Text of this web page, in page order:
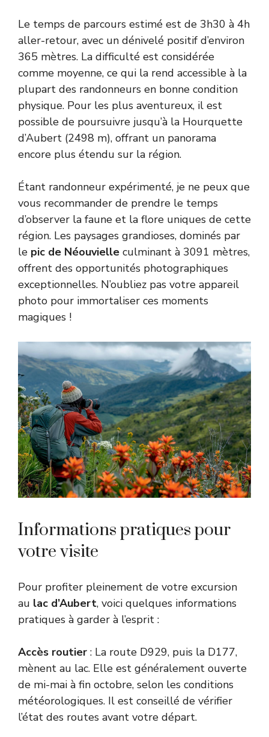
Le temps de parcours estimé est de 3h30 à 4h
aller-retour, avec un dénivelé positif d’environ
365 mètres. La difficulté est considérée
comme moyenne, ce qui la rend accessible à la
plupart des randonneurs en bonne condition
physique. Pour les plus aventureux, il est
possible de poursuivre jusqu’à la Hourquette
d’Aubert (2498 m), offrant un panorama
encore plus étendu sur la région.
Étant randonneur expérimenté, je ne peux que
vous recommander de prendre le temps
d’observer la faune et la flore uniques de cette
région. Les paysages grandioses, dominés par
le pic de Néouvielle culminant à 3091 mètres,
offrent des opportunités photographiques
exceptionnelles. N’oubliez pas votre appareil
photo pour immortaliser ces moments
magiques !
Informations pratiques pour
votre visite
Pour profiter pleinement de votre excursion
au lac d’Aubert, voici quelques informations
pratiques à garder à l’esprit :
Accès routier : La route D929, puis la D177,
mènent au lac. Elle est généralement ouverte
de mi-mai à fin octobre, selon les conditions
météorologiques. Il est conseillé de vérifier
l’état des routes avant votre départ.